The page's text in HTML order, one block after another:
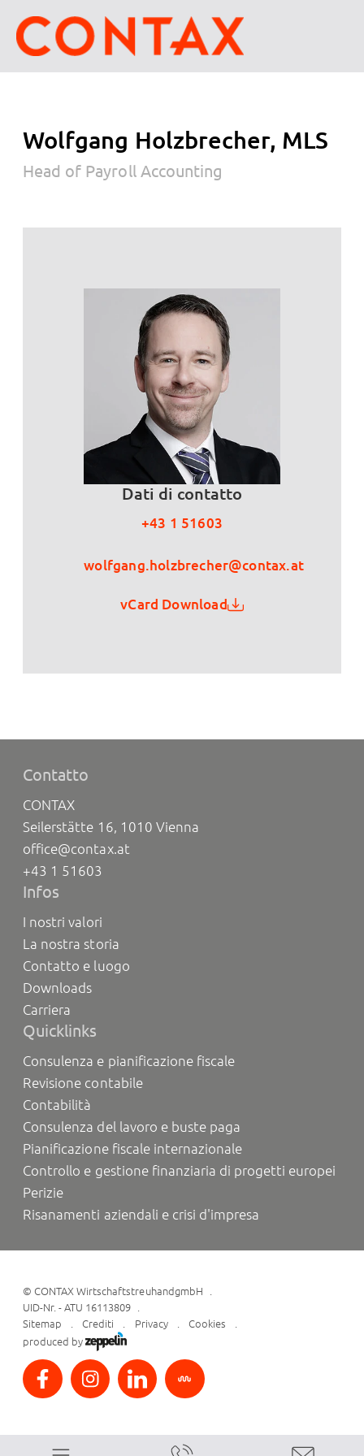
Wolfgang Holzbrecher, MLS
Head of Payroll Accounting
Dati di contatto
+43 1 51603
wolfgang.holzbrecher@contax.at
vCard Download
Contatto
CONTAX
Seilerstätte 16, 1010 Vienna
office@contax.at
+43 1 51603
Infos
I nostri valori
La nostra storia
Contatto e luogo
Downloads
Carriera
Quicklinks
Consulenza e pianificazione fiscale
Revisione contabile
Contabilità
Consulenza del lavoro e buste paga
Pianificazione fiscale internazionale
Controllo e gestione finanziaria di progetti europei
Perizie
Risanamenti aziendali e crisi d'impresa
©CONTAX WirtschaftstreuhandgmbH
UID-Nr. - ATU 16113809
Sitemap
Crediti Privacy
Cookies
produced by